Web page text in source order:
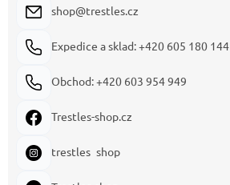
shop@trestles.cz
Expedice a sklad: +420 605 180 144
Obchod: +420 603 954 949
Trestles-shop.cz
trestles_shop